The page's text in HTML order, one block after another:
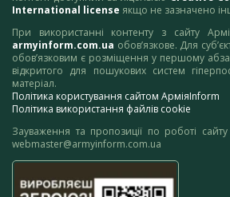
International license якщо не зазначено
При використанні контенту з сайту
armyinform.com.ua обов’язкове. Для
обов’язковим є розміщення у першому
відкритого для пошукових систем
матеріал.
Політика користування сайтом АрміяInform
Політика використання файлів cookie
Зауваження та пропозиції по роботі
webmaster@armyinform.com.ua